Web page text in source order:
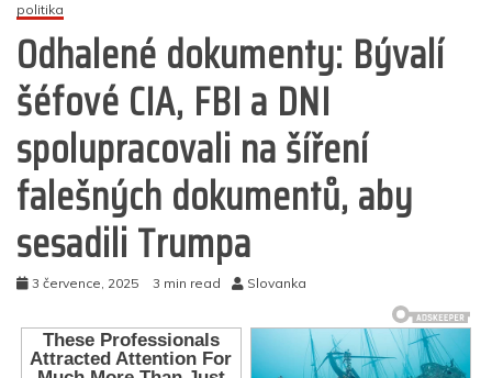
politika
Odhalené dokumenty: Bývalí
šéfové CIA, FBI a DNI
spolupracovali na šíření
falešných dokumentů, aby
sesadili Trumpa
3 července, 2025 3 min read Slovanka